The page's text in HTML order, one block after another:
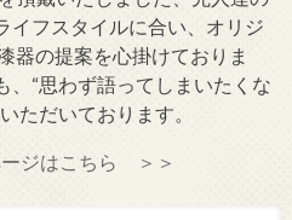
イフスタイルに合い、オリジ
器の提案を心掛けておりま
、“思わず語ってしまいたくな
ただいております。
ジはこちら ＞＞